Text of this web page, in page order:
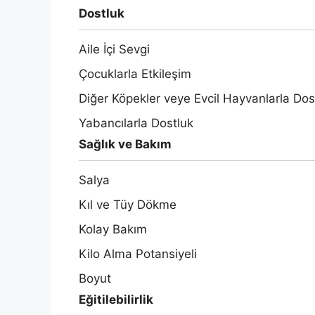
Dostluk
Aile İçi Sevgi
Çocuklarla Etkileşim
Diğer Köpekler veye Evcil Hayvanlarla
Yabancılarla Dostluk
Sağlık ve Bakım
Salya
Kıl ve Tüy Dökme
Kolay Bakım
Kilo Alma Potansiyeli
Boyut
Eğitilebilirlik